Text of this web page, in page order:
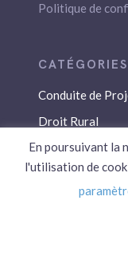
Politique de
Conduite de
Droit Rural
Droit Social
Économie /
Environnement
En poursuivant la
l'utilisation de